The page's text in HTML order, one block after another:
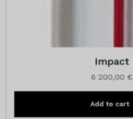
Impact
6 200,00 €
Add to cart